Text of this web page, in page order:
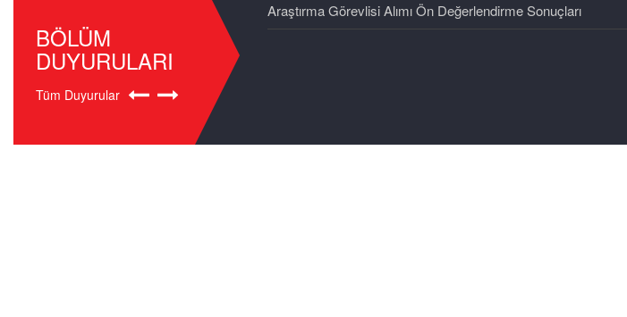
BÖLÜM
DUYURULARI
Tüm Duyurular
Araştırma Görevlisi Alımı Ön Değerlendirme Sonuçları